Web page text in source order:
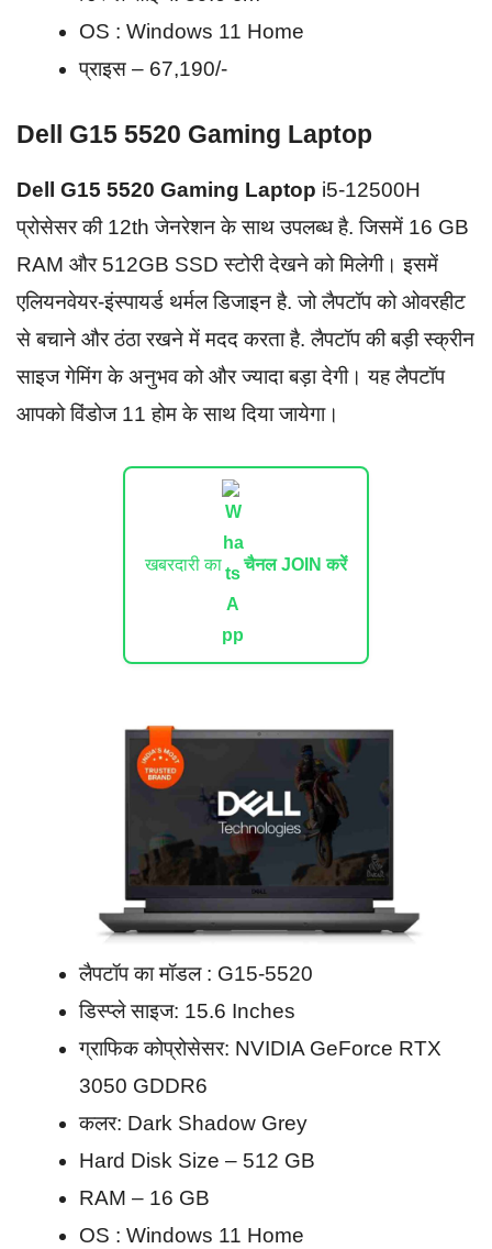
OS : Windows 11 Home
प्राइस – 67,190/-
Dell G15 5520 Gaming Laptop
Dell G15 5520 Gaming Laptop i5-12500H
प्रोसेसर की 12th जेनरेशन के साथ उपलब्ध है. जिसमें 16 GB
RAM और 512GB SSD स्टोरी देखने को मिलेगी। इसमें
एलियनवेयर-इंस्पायर्ड थर्मल डिजाइन है. जो लैपटॉप को ओवरहीट
से बचाने और ठंठा रखने में मदद करता है. लैपटॉप की बड़ी स्क्रीन
साइज गेमिंग के अनुभव को और ज्यादा बड़ा देगी। यह लैपटॉप
आपको विंडोज 11 होम के साथ दिया जायेगा।
खबरदारी का चैनल JOIN करें
लैपटॉप का मॉडल : G15-5520
डिस्प्ले साइज: 15.6 Inches
ग्राफिक कोप्रोसेसर: NVIDIA GeForce RTX
3050 GDDR6
कलर: Dark Shadow Grey
Hard Disk Size – 512 GB
RAM – 16 GB
OS : Windows 11 Home